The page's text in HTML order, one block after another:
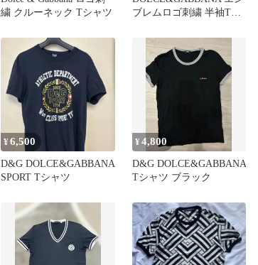
繍 クルーネック Tシャツ
ブレムロゴ刺繍 半袖Tシ
¥6,500
D&G DOLCE&GABBANA
SPORT Tシャツ
¥4,800
D&G DOLCE&GABBANA
Tシャツ ブラック